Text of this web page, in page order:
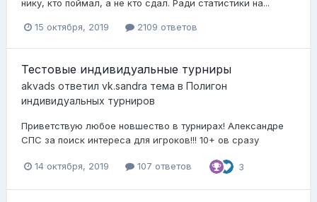
нику, кто поймал, а не кто сдал. Ради статистики на...
15 октября, 2019 2109 ответов
Тестовые индивидуальные турниры
akvads ответил vk.sandra тема в Полигон
индивидуальных турниров
Приветствую любое новшество в турнирах! Александре
СПС за поиск интереса для игроков!!! 10+ ов сразу
14 октября, 2019 107 ответов 3